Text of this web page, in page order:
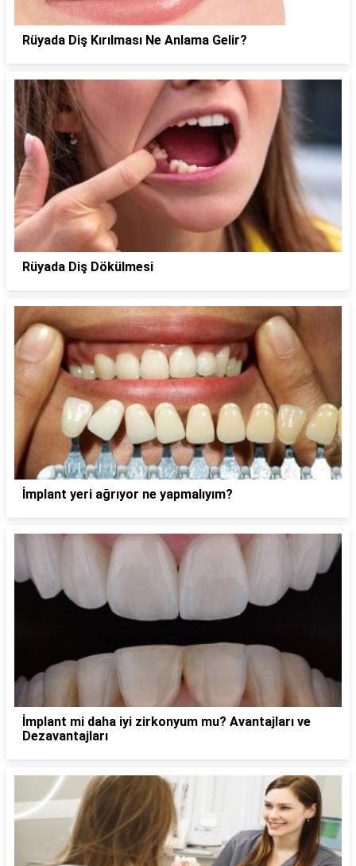
Rüyada Diş Kırılması Ne Anlama Gelir?
Rüyada Diş Dökülmesi
İmplant yeri ağrıyor ne yapmalıyım?
İmplant mi daha iyi zirkonyum mu? Avantajları ve
Dezavantajları